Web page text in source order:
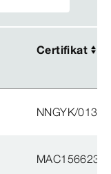
Certifikat
Certifikat
NNGYK/